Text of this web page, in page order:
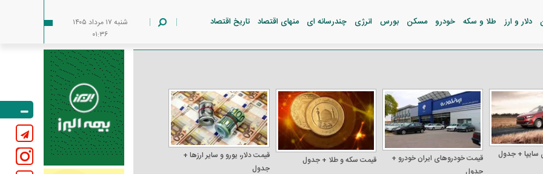
دلار و ارز طلا و سکه خودرو مسکن بورس انرژی چندرسانه ای منهای اقتصاد تاریخ اقتصاد
شنبه ۱۷ مرداد ۱۴۰۵
۰۱:۳۶
+ جدول
قیمت خودرو‌های ایران خودرو +
قیمت سکه و طلا + جدول
قیمت دلار، یورو و سایر ارز‌ها +
جدول